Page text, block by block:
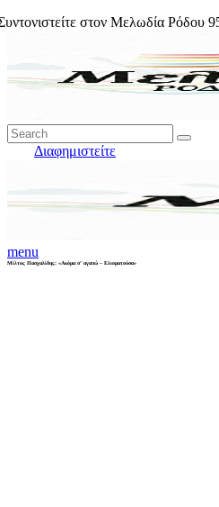
στον Μελωδία Ρόδου 95.9
Διαφημιστείτε
menu
Μίλτος Πασχαλίδης: «Ακόμα σ’ αγαπώ – Ελιοματούσα»